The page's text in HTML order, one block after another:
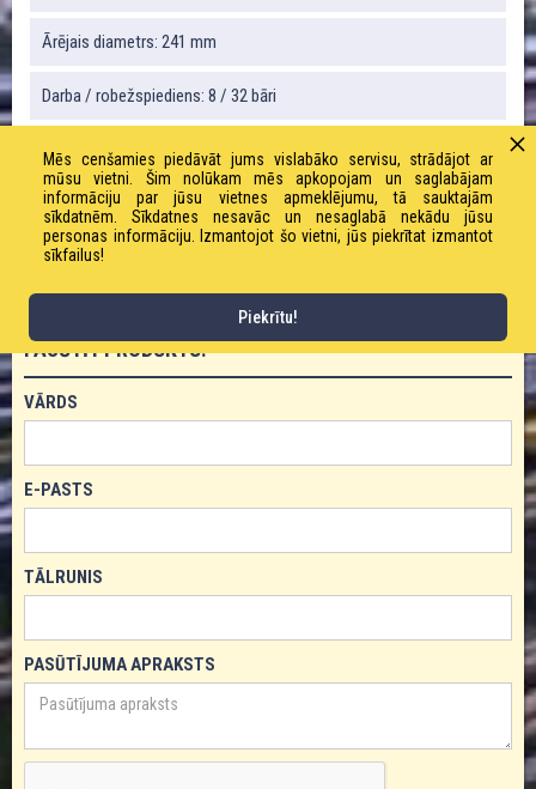
Ārējais diametrs: 241 mm
Darba / robežspiediens: 8 / 32 bāri
Svars: 10500 g
Vakuums: 100 %
Liekuma rādiuss: 1020 mm
PASŪTĪT PRODUKTU!
VĀRDS
E-PASTS
TĀLRUNIS
PASŪTĪJUMA APRAKSTS
Mēs cenšamies piedāvāt jums vislabāko servisu, strādājot ar
mūsu vietni. Šim nolūkam mēs apkopojam un saglabājam
informāciju par jūsu vietnes apmeklējumu, tā sauktajām
sīkdatnēm. Sīkdatnes nesavāc un nesaglabā nekādu jūsu
personas informāciju. Izmantojot šo vietni, jūs piekrītat izmantot
sīkfailus!
Piekrītu!